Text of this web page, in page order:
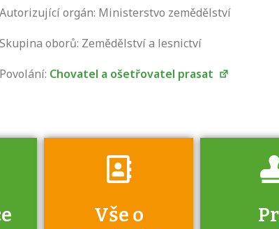
Autorizující orgán: Ministerstvo zemědělství
Skupina oborů: Zemědělství a lesnictví
Povolání: Chovatel a ošetřovatel prasat
Vše o
Zjistěte, jak se
zkoušce a kde
o tom, kdo vás